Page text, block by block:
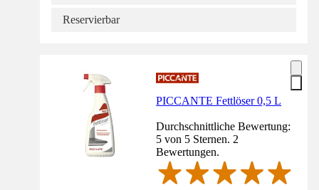
Reservierbar
PICCANTE Fettlöser 0,5 L
Durchschnittliche Bewertung:
5 von 5 Sternen. 2
Bewertungen.